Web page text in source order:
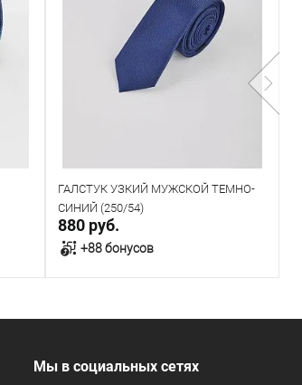
ГАЛСТУК УЗКИЙ МУЖСКОЙ ТЕМНО-
СИНИЙ (250/54)
880 руб.
+88 бонусов
В корзину
В наличии
Мы в социальных сетях